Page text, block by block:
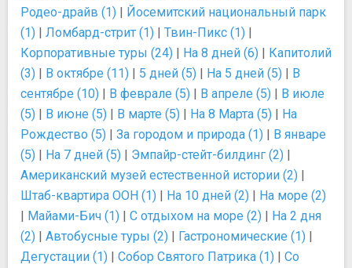
Родео-драйв (1) | Йосемитский национальный парк
(1) | Ломбард-стрит (1) | Твин-Пикс (1) |
Корпоративные туры (24) | На 8 дней (6) | Капитолий
(3) | В октябре (11) | 5 дней (5) | На 5 дней (5) | В
сентябре (10) | В феврале (5) | В апреле (5) | В июле
(5) | В июне (5) | В марте (5) | На 8 Марта (5) | На
Рождество (5) | За городом и природа (1) | В январе
(5) | На 7 дней (5) | Эмпайр-стейт-билдинг (2) |
Американский музей естественной истории (2) |
Штаб-квартира ООН (1) | На 10 дней (2) | На море (2)
| Майами-Бич (1) | С отдыхом на море (2) | На 2 дня
(2) | Автобусные туры (2) | Гастрономические (1) |
Дегустации (1) | Собор Святого Патрика (1) | Со